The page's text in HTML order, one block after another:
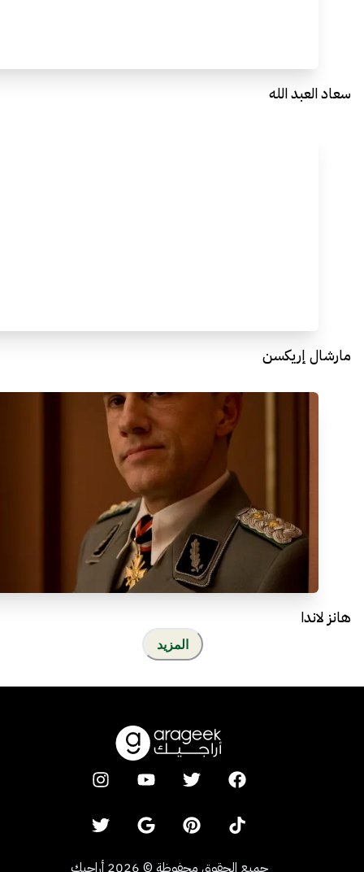
سعاد العبد الله
مارشال إريكسن
هانز لاندا
المزيد
جميع الحقوق محفوظة ©
2026 أراجيك